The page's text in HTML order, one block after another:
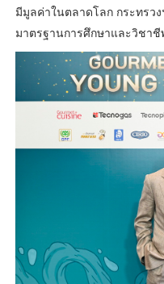
มีมูลค่าในตลาดโลก กระทรว
มาตรฐานการศึกษาและวิชา